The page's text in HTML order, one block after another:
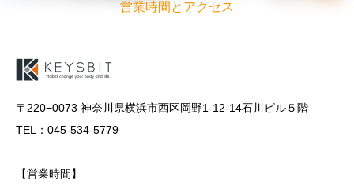
営業時間とアクセス
〒220−0073 神奈川県横浜市西区岡野1-12-14石川ビル５階
TEL：045-534-5779
【営業時間】